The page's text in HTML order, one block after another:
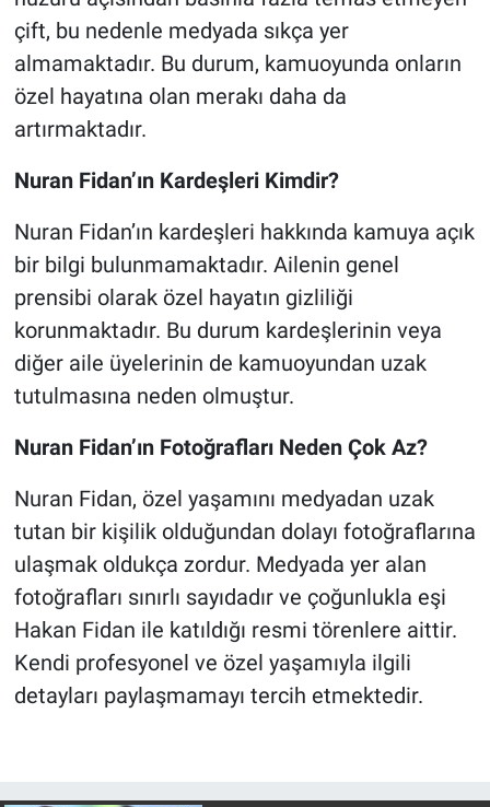
çift, bu nedenle medyada sıkça yer
almamaktadır. Bu durum, kamuoyunda onların
özel hayatına olan merakı daha da
artırmaktadır.
Nuran Fidan’ın Kardeşleri Kimdir?
Nuran Fidan’ın kardeşleri hakkında kamuya açık
bir bilgi bulunmamaktadır. Ailenin genel
prensibi olarak özel hayatın gizliliği
korunmaktadır. Bu durum kardeşlerinin veya
diğer aile üyelerinin de kamuoyundan uzak
tutulmasına neden olmuştur.
Nuran Fidan’ın Fotoğrafları Neden Çok Az?
Nuran Fidan, özel yaşamını medyadan uzak
tutan bir kişilik olduğundan dolayı fotoğraflarına
ulaşmak oldukça zordur. Medyada yer alan
fotoğrafları sınırlı sayıdadır ve çoğunlukla eşi
Hakan Fidan ile katıldığı resmi törenlere aittir.
Kendi profesyonel ve özel yaşamıyla ilgili
detayları paylaşmamayı tercih etmektedir.